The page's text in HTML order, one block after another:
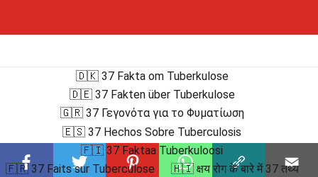
🇩🇰 37 Fakta om Tuberkulose
🇩🇪 37 Fakten über Tuberkulose
🇬🇷 37 Γεγονότα για το Φυματίωση
🇪🇸 37 Hechos Sobre Tuberculosis
🇫🇮 37 Faktaa Tuberkuloosi
🇫🇷 37 Faits sur Tuberculose
🇭🇮 क्षय रोग के बारे में 37 तथ्य